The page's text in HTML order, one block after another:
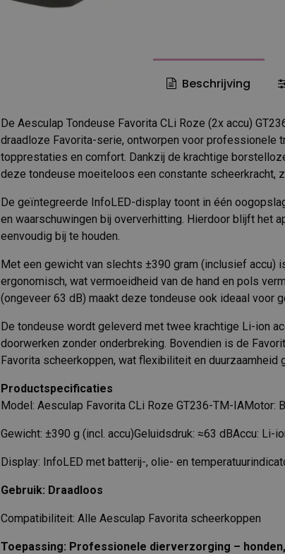
Beschrijving
De Aesculap Tondeuse Favorita CLi Roze (2x accu)
draadloze Favorita-serie, ontworpen voor professionele
topprestaties en comfort. Dankzij de krachtige
deze tondeuse moeiteloos een constante scheerkracht,
De geïntegreerde InfoLED-display toont in één
en waarschuwingen bij oververhitting. Hierdoor blijft het
eenvoudig bij te houden.
Met een gewicht van slechts ±390 gram (inclusief accu)
ergonomisch, wat vermoeidheid van de hand en pols
(ongeveer 63 dB) maakt deze tondeuse ook ideaal voor
De tondeuse wordt geleverd met twee krachtige Li-ion
doorwerken zonder onderbreking. Bovendien is de
Favorita scheerkoppen, wat flexibiliteit en duurzaamheid
Productspecificaties
Model: Aesculap Favorita CLi Roze GT236-TM-IAMotor:
Gewicht: ±390 g (incl. accu)Geluidsdruk: ≈63 dBAccu: Li-
Display: InfoLED met batterij-, olie- en
Gebruik: Draadloos
Compatibiliteit: Alle Aesculap Favorita scheerkoppen
Toepassing: Professionele dierverzorging –